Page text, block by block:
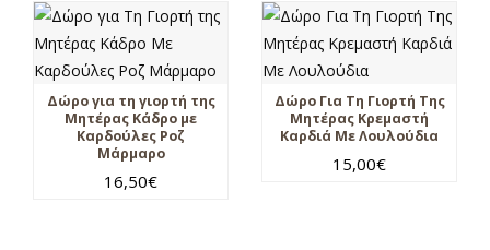
Δώρο για τη γιορτή της
Μητέρας Κάδρο με
Καρδούλες Ροζ
Μάρμαρο
16,50€
Δώρο Για Τη Γιορτή Της
Μητέρας Κρεμαστή
Καρδιά Με Λουλούδια
15,00€